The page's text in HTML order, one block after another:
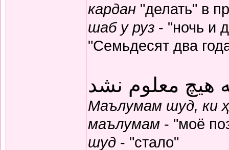
кардан "делать" в
шаб у руз - "ночь и
"Семьдесят два
هیچ معلوم نشد
Маълумам шуд, ки
маълумам - "моё
шуд - "стало"